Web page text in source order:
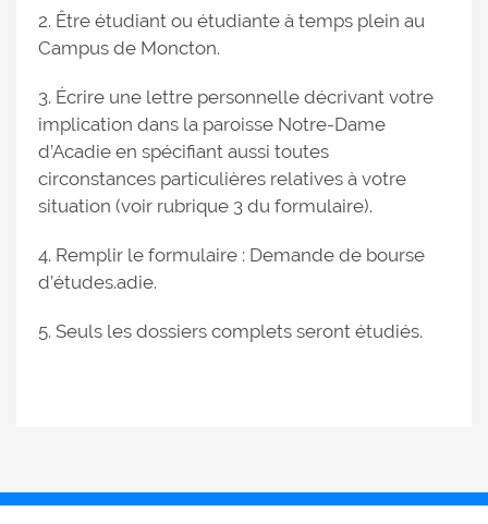
2. Être étudiant ou étudiante à temps plein au
Campus de Moncton.
3. Écrire une lettre personnelle décrivant votre
implication dans la paroisse Notre-Dame
d’Acadie en spécifiant aussi toutes
circonstances particulières relatives à votre
situation (voir rubrique 3 du formulaire).
4. Remplir le formulaire : Demande de bourse
d’études.adie.
5. Seuls les dossiers complets seront étudiés.